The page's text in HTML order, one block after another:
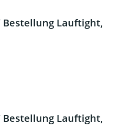
Bestellung Lauftight,
Bestellung Lauftight,